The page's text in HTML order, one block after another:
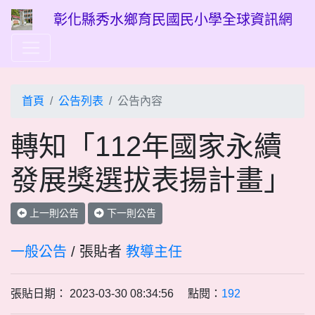
彰化縣秀水鄉育民國民小學全球資訊網
首頁 公告列表 公告內容
轉知「112年國家永續
發展獎選拔表揚計畫」
上一則公告 下一則公告
一般公告 / 張貼者 教導主任
張貼日期： 2023-03-30 08:34:56 點閱： 192